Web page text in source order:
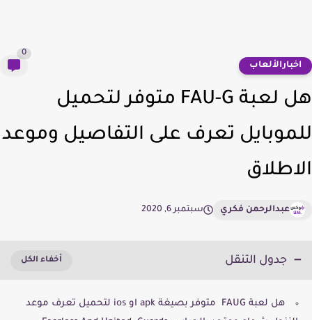
هل لعبة FAU-G متوفر لتحميل
تعرف على التفاصيل وموعد
عبدالرحمن فكري سبتمبر 6, 2020
جدول التنقل
هل لعبة FAUG متوفر بصيغة apk او ios لتحميل تعرف موعد